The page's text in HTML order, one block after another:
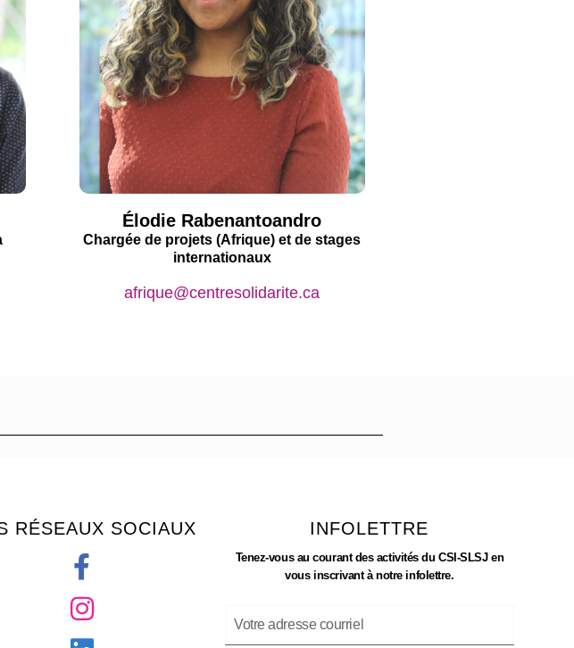
Élodie Rabenantoandro
Chargée de projets (Afrique) et de stages
internationaux
afrique@centresolidarite.ca
RÉSEAUX SOCIAUX INFOLETTRE
Tenez-vous au courant des activités du CSI-SLSJ en
vous inscrivant à notre infolettre.